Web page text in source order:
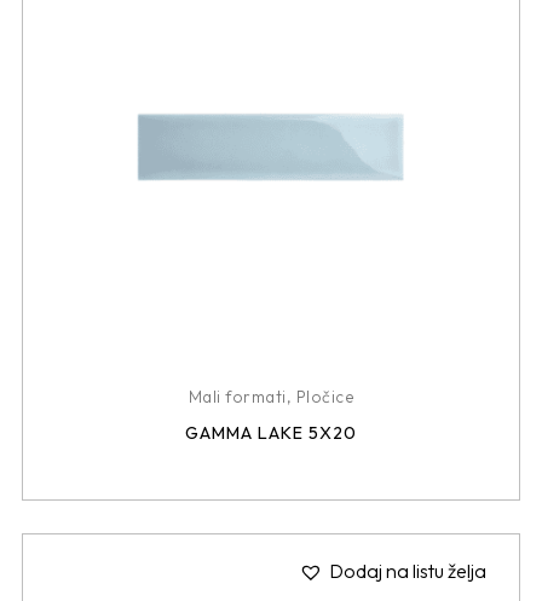
Mali formati, Pločice
GAMMA LAKE 5X20
Dodaj na listu želja